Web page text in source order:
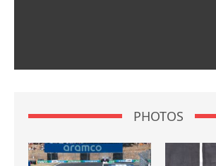
PHOTOS